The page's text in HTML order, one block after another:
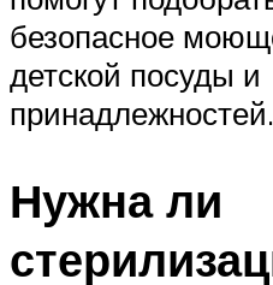
безопасное
детской посуды и
принадлежностей.
Нужна ли